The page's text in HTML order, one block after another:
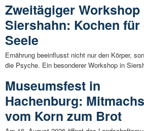
Zweitägiger Workshop
Siershahn: Kochen für
Seele
Ernährung beeinflusst nicht nur den Körper,
die Psyche. Ein besonderer Workshop in
Museumsfest in
Hachenburg:
vom Korn zum Brot